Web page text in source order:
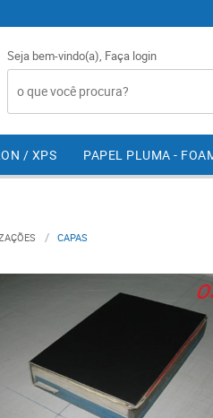
Seja bem-vindo(a), Faça login
/ XPS PAPEL PLUMA -
CAPAS